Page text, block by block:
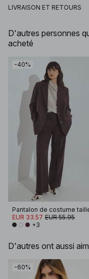
LIVRAISON ET RETOURS
D'autres personnes
acheté
-40%
EUR 33.57 EUR 55.95
+3
D'autres ont aussi
-60%